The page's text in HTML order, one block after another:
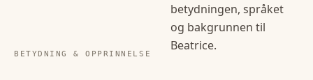
BETYDNING & OPPRINNELSE
betydningen, språket
og bakgrunnen til
Beatrice.